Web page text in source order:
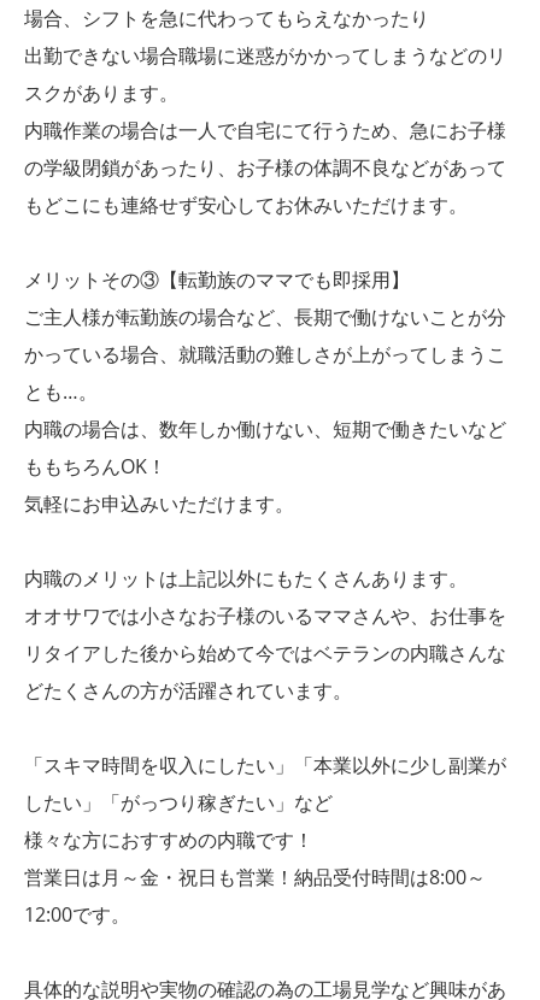
場合、シフトを急に代わってもらえなかったり
出勤できない場合職場に迷惑がかかってしまうなどのリ
スクがあります。
内職作業の場合は一人で自宅にて行うため、急にお子様
の学級閉鎖があったり、お子様の体調不良などがあって
もどこにも連絡せず安心してお休みいただけます。
メリットその③【転勤族のママでも即採用】
ご主人様が転勤族の場合など、長期で働けないことが分
かっている場合、就職活動の難しさが上がってしまうこ
とも…。
内職の場合は、数年しか働けない、短期で働きたいなど
ももちろんOK！
気軽にお申込みいただけます。
内職のメリットは上記以外にもたくさんあります。
オオサワでは小さなお子様のいるママさんや、お仕事を
リタイアした後から始めて今ではベテランの内職さんな
どたくさんの方が活躍されています。
「スキマ時間を収入にしたい」「本業以外に少し副業が
したい」「がっつり稼ぎたい」など
様々な方におすすめの内職です！
営業日は月～金・祝日も営業！納品受付時間は8:00～
12:00です。
具体的な説明や実物の確認の為の工場見学など興味があ